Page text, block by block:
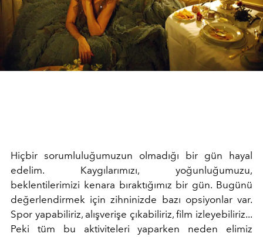
Hiçbir sorumluluğumuzun olmadığı bir gün hayal
edelim. Kaygılarımızı, yoğunluğumuzu,
beklentilerimizi kenara bıraktığımız bir gün. Bugünü
değerlendirmek için zihninizde bazı opsiyonlar var.
Spor yapabiliriz, alışverişe çıkabiliriz, film izleyebiliriz...
Peki tüm bu aktiviteleri yaparken neden elimiz